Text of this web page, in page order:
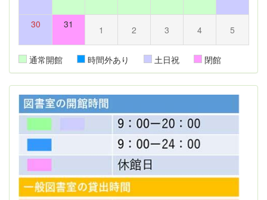
30 31 1 2 3 4 5
通常開館 時間外あり 土日祝 閉館